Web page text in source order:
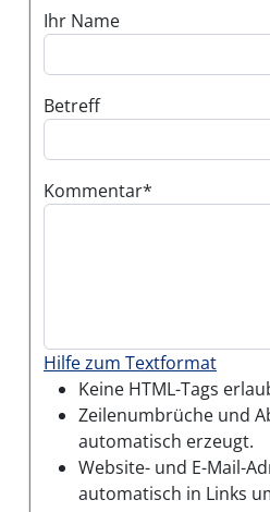
Ihr Name
Betreff
Kommentar
Hilfe zum Textformat
Keine HTML-Tags
Zeilenumbrüche und
automatisch erzeugt.
Website- und E-Mail-
automatisch in Links